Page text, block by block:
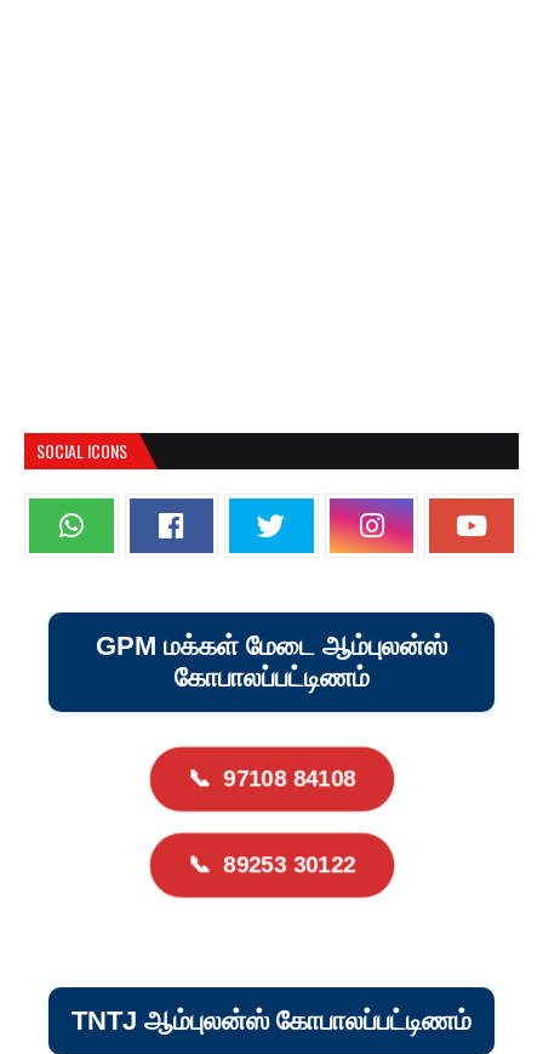
SOCIAL ICONS
GPM மக்கள் மேடை ஆம்புலன்ஸ்
கோபாலப்பட்டிணம்
📞 97108 84108
📞 89253 30122
TNTJ ஆம்புலன்ஸ் கோபாலப்பட்டிணம்